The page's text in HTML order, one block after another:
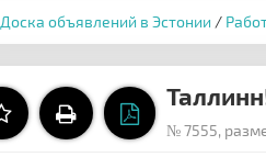
Доска объявлений в Эстонии /
№ 7555,